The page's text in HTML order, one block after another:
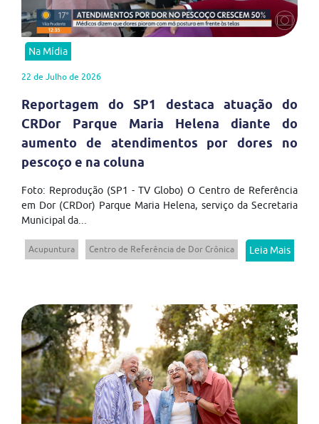
Na Mídia
22 de Julho de 2026
Reportagem do SP1 destaca atuação do
CRDor Parque Maria Helena diante do
aumento de atendimentos por dores no
pescoço e na coluna
Foto: Reprodução (SP1 - TV Globo) O Centro de Referência
em Dor (CRDor) Parque Maria Helena, serviço da Secretaria
Municipal da...
Acupuntura Centro de Referência de Dor Crônica Leia Mais